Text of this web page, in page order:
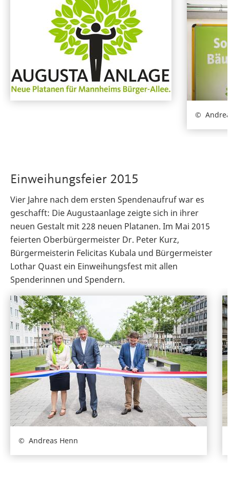
Einweihungsfeier 2015
Vier Jahre nach dem ersten Spendenaufruf war es
geschafft: Die Augustaanlage zeigte sich in ihrer
neuen Gestalt mit 228 neuen Platanen. Im Mai 2015
feierten Oberbürgermeister Dr. Peter Kurz,
Bürgermeisterin Felicitas Kubala und Bürgermeister
Lothar Quast ein Einweihungsfest mit allen
Spenderinnen und Spendern.
Andreas Henn